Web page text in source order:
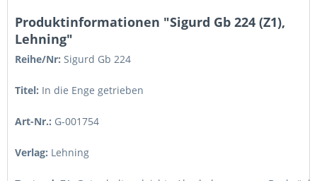
Produktinformationen "Sigurd Gb 224 (Z1),
Lehning"
Reihe/Nr: Sigurd Gb 224
Titel: In die Enge getrieben
Art-Nr.: G-001754
Verlag: Lehning